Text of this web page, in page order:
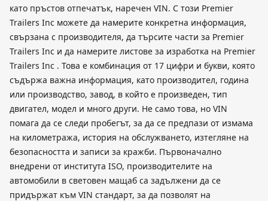
като пръстов отпечатък, наречен VIN. С този Premier
Trailers Inc можете да намерите конкретна информация,
свързана с производителя, да търсите части за Premier
Trailers Inc и да намерите листове за изработка на Premier
Trailers Inc . Това е комбинация от 17 цифри и букви, която
съдържа важна информация, като производител, година
или производство, завод, в който е произведен, тип
двигател, модел и много други. Не само това, но VIN
помага да се следи пробегът, за да се предпази от измама
на километража, история на обслужването, изтегляне на
безопасността и записи за кражби. Първоначално
внедрени от института ISO, производителите на
автомобили в световен мащаб са задължени да се
придържат към VIN стандарт, за да позволят на